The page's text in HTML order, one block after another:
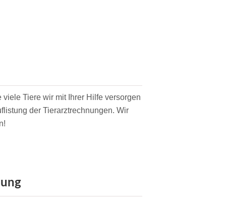
Tiere wir mit Ihrer Hilfe versorgen
der Tierarztrechnungen. Wir